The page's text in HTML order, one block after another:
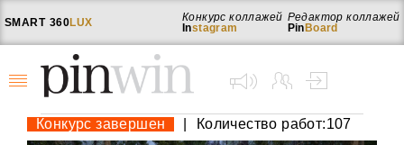
SMART 360LUX
Редактор коллажей
Pin Board
Конкурс коллажей
Instagram
Конкурс завершен Количество работ:107